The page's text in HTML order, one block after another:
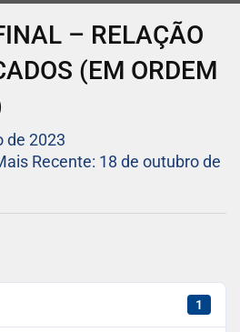
– RELAÇÃO
(EM ORDEM
de 2023
Recente: 18 de outubro de
1